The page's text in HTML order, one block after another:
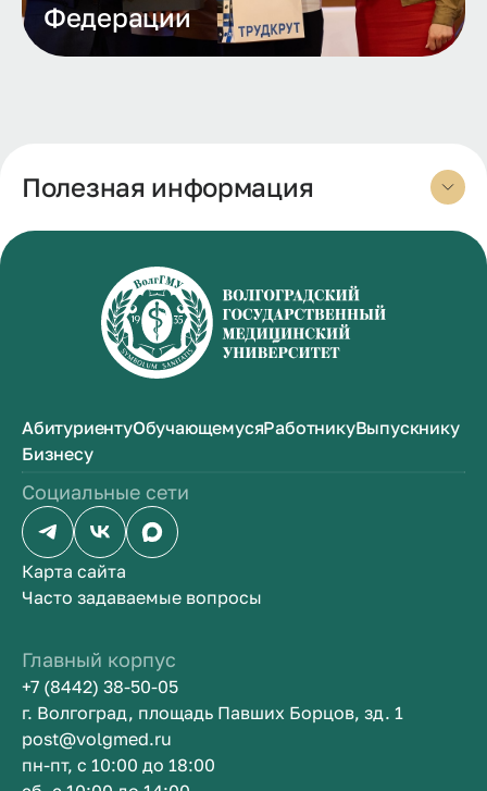
Федерации
Полезная информация
АбитуриентуОбучающемусяРаботникуВыпускнику
Бизнесу
Социальные сети
Карта сайта
Часто задаваемые вопросы
Главный корпус
+7 (8442) 38-50-05
г. Волгоград, площадь Павших Борцов, зд. 1
post@volgmed.ru
пн-пт, с 10:00 до 18:00